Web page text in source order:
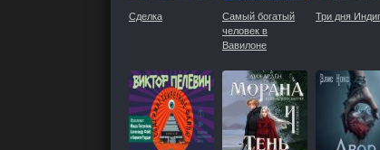
Сделка
Самый богатый
человек в
Вавилоне
Три дня